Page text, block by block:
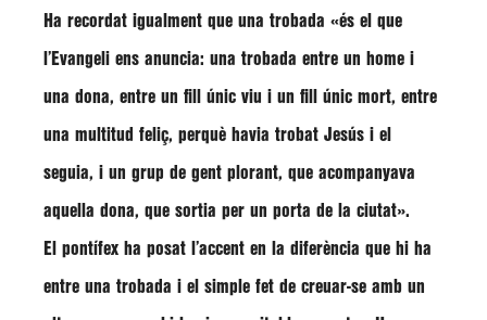
Ha recordat igualment que una trobada «és el que
l’Evangeli ens anuncia: una trobada entre un home i
una dona, entre un fill únic viu i un fill únic mort, entre
una multitud feliç, perquè havia trobat Jesús i el
seguia, i un grup de gent plorant, que acompanyava
aquella dona, que sortia per un porta de la ciutat».
El pontífex ha posat l’accent en la diferència que hi ha
entre una trobada i el simple fet de creuar-se amb un